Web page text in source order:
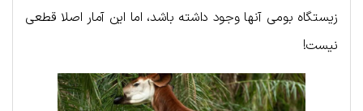
زیستگاه بومی آنها وجود داشته باشد، اما این آمار اصلا قطعی
نیست!